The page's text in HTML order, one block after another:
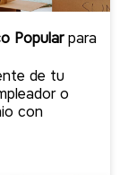
Popularpara
de tu
o
con